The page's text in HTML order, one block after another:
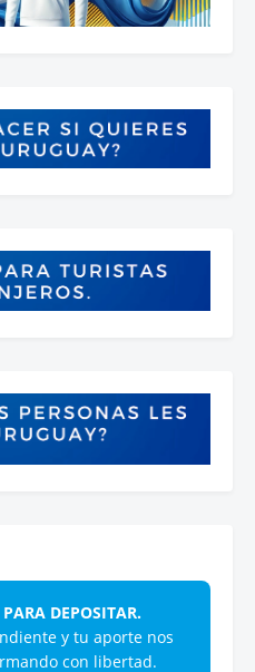
DEPOSITAR.
y tu aporte nos
con libertad.